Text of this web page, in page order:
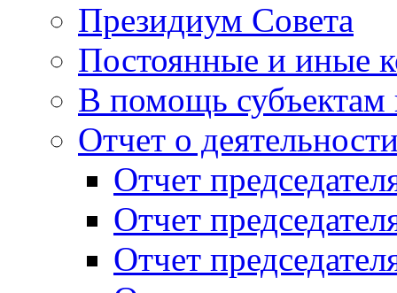
Президиум Совета
Постоянные и иные
В помощь субъектам
Отчет о
Отчет
Отчет
Отчет